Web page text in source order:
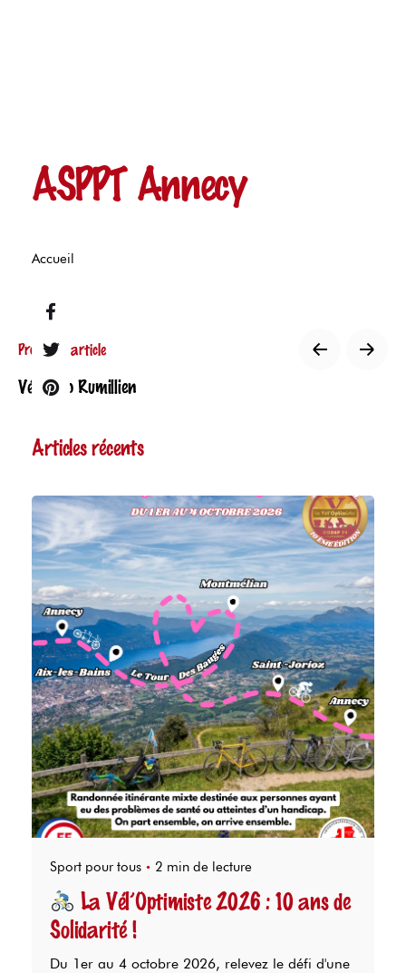
ASPPT Annecy
Accueil
Prochain article
Vélo Club Rumillien
Articles récents
Sport pour tous 2 min de lecture
La Vél’Optimiste 2026 : 10 ans de
Solidarité !
Du 1er au 4 octobre 2026, relevez le défi d'une